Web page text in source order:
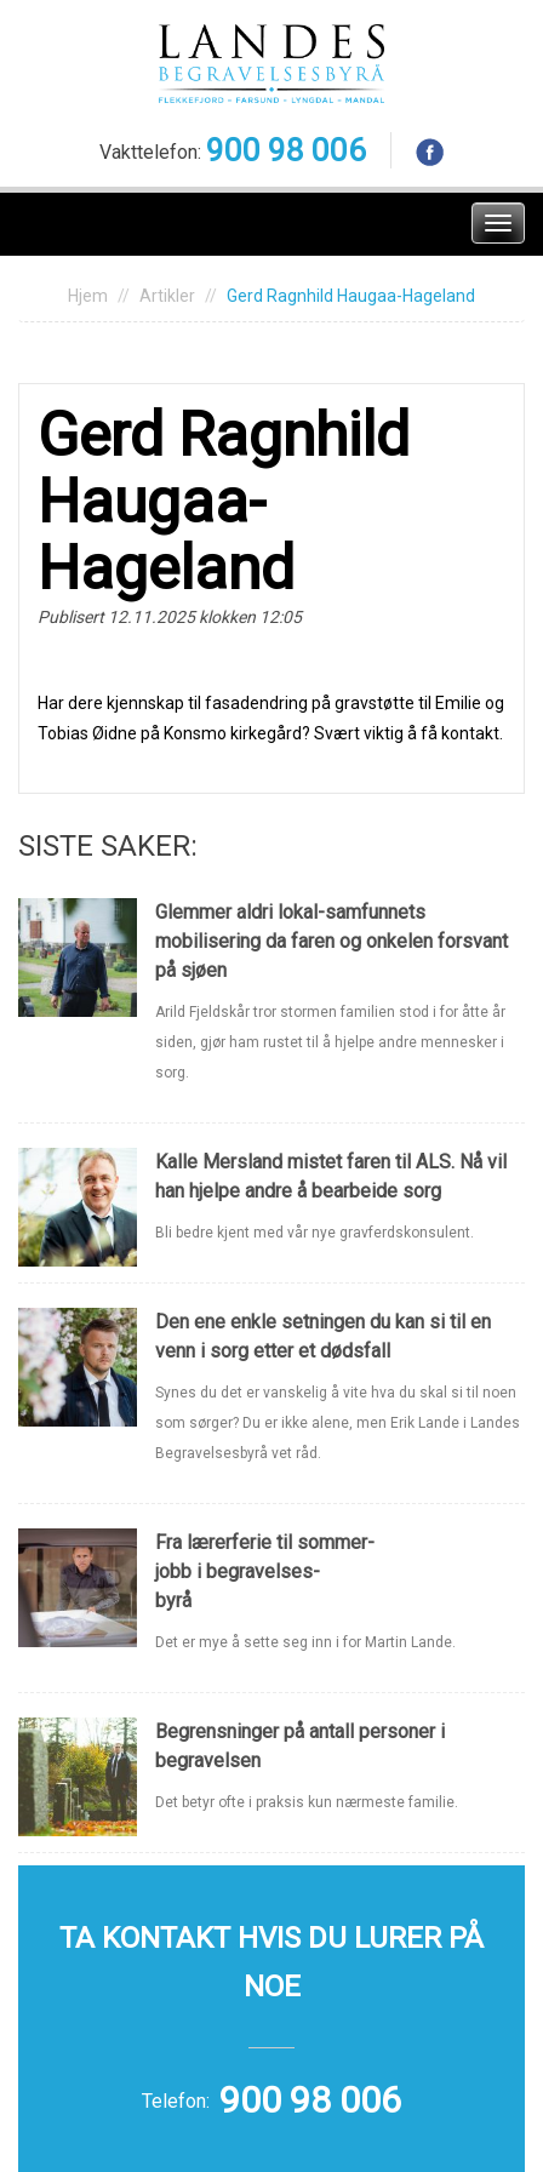
Vakttelefon: 900 98 006
Meny
Hjem Artikler Gerd Ragnhild Haugaa-Hageland
Gerd Ragnhild
Haugaa-
Hageland
Publisert 12.11.2025 klokken 12:05
Har dere kjennskap til fasadendring på gravstøtte til Emilie og
Tobias Øidne på Konsmo kirkegård? Svært viktig å få kontakt.
SISTE SAKER:
Glemmer aldri lokal-samfunnets
mobilisering da faren og onkelen forsvant
på sjøen
Arild Fjeldskår tror stormen familien stod i for åtte år
siden, gjør ham rustet til å hjelpe andre mennesker i
sorg.
Kalle Mersland mistet faren til ALS. Nå vil
han hjelpe andre å bearbeide sorg
Bli bedre kjent med vår nye gravferdskonsulent.
Den ene enkle setningen du kan si til en
venn i sorg etter et dødsfall
Synes du det er vanskelig å vite hva du skal si til noen
som sørger? Du er ikke alene, men Erik Lande i Landes
Begravelsesbyrå vet råd.
Fra lærerferie til sommer-
jobb i begravelses-
byrå
Det er mye å sette seg inn i for Martin Lande.
Begrensninger på antall personer i
begravelsen
Det betyr ofte i praksis kun nærmeste familie.
TA KONTAKT HVIS DU LURER PÅ
NOE
Telefon: 900 98 006